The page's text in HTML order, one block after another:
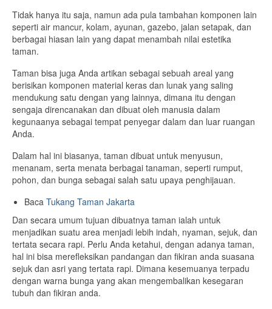
Tidak hanya itu saja, namun ada pula tambahan komponen lain
seperti air mancur, kolam, ayunan, gazebo, jalan setapak, dan
berbagai hiasan lain yang dapat menambah nilai estetika
taman.
Taman bisa juga Anda artikan sebagai sebuah areal yang
berisikan komponen material keras dan lunak yang saling
mendukung satu dengan yang lainnya, dimana itu dengan
sengaja direncanakan dan dibuat oleh manusia dalam
kegunaanya sebagai tempat penyegar dalam dan luar ruangan
Anda.
Dalam hal ini biasanya, taman dibuat untuk menyusun,
menanam, serta menata berbagai tanaman, seperti rumput,
pohon, dan bunga sebagai salah satu upaya penghijauan.
Baca Tukang Taman Jakarta
Dan secara umum tujuan dibuatnya taman ialah untuk
menjadikan suatu area menjadi lebih indah, nyaman, sejuk, dan
tertata secara rapi. Perlu Anda ketahui, dengan adanya taman,
hal ini bisa merefleksikan pandangan dan fikiran anda suasana
sejuk dan asri yang tertata rapi. Dimana kesemuanya terpadu
dengan warna bunga yang akan mengembalikan kesegaran
tubuh dan fikiran anda.